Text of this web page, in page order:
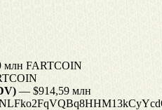
FARTCOIN
— $914,59 млн